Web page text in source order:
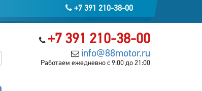
+7 391 210-38-00
+7 391 210-38-00
info@88motor.ru
Работаем ежедневно с 9:00 до 21:00